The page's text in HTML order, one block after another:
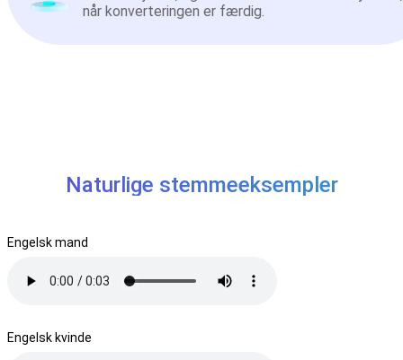
når konverteringen er færdig.
Naturlige stemmeeksempler
Engelsk mand
Engelsk kvinde